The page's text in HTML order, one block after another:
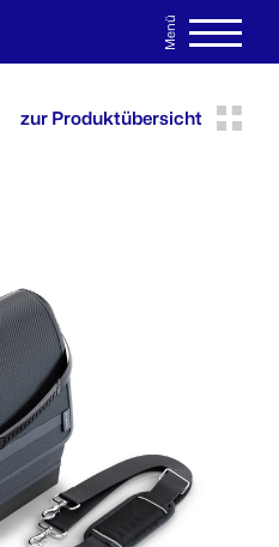
Menü
MERKLISTE
zur Produktübersicht